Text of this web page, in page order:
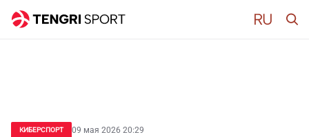
КИБЕРСПОРТ 09 мая 2026 20:29